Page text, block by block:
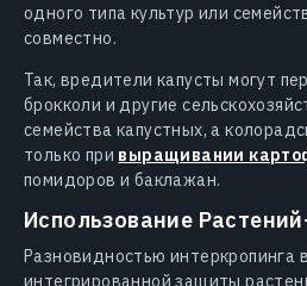
одного типа культур или
совместно.
Так, вредители капусты могут
брокколи и другие
семейства капустных, а
только при выращивании
помидоров и баклажан.
Использование
Разновидностью интеркропинга
интегрированной защиты